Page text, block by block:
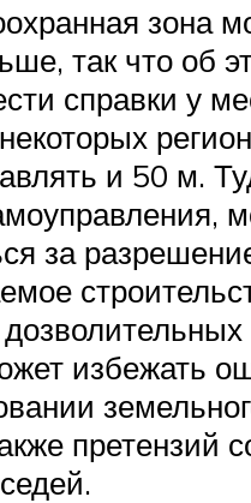
зона
так что об
справки у
и 50 м.
за
избежать
претензий